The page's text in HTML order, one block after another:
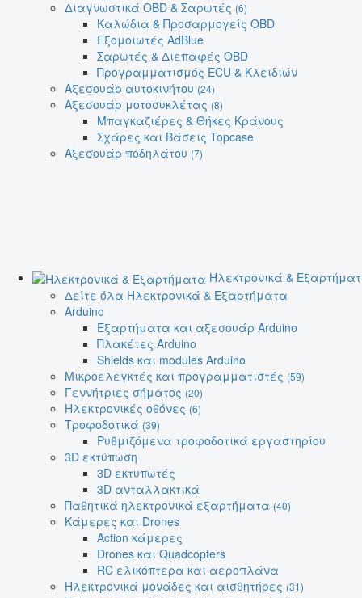
Διαγνωστικά OBD & Σαρωτές (6)
Καλώδια & Προσαρμογείς OBD
Εξομοιωτές AdBlue
Σαρωτές & Διεπαφές OBD
Προγραμματισμός ECU & Κλειδιών
Αξεσουάρ αυτοκινήτου (24)
Αξεσουάρ μοτοσυκλέτας (8)
Μπαγκαζιέρες & Θήκες Κράνους
Σχάρες και Βάσεις Topcase
Αξεσουάρ ποδηλάτου (7)
Ηλεκτρονικά &
Δείτε όλα Ηλεκτρονικά & Εξαρτήματα
Arduino
Εξαρτήματα και αξεσουάρ Arduino
Πλακέτες Arduino
Shields και modules Arduino
Μικροελεγκτές και προγραμματιστές (59)
Γεννήτριες σήματος (20)
Ηλεκτρονικές οθόνες (6)
Τροφοδοτικά (39)
Ρυθμιζόμενα τροφοδοτικά εργαστηρίου
3D εκτύπωση
3D εκτυπωτές
3D ανταλλακτικά
Παθητικά ηλεκτρονικά εξαρτήματα (40)
Κάμερες και Drones
Action κάμερες
Drones και Quadcopters
RC ελικόπτερα και αεροπλάνα
Ηλεκτρονικά μονάδες και αισθητήρες (31)